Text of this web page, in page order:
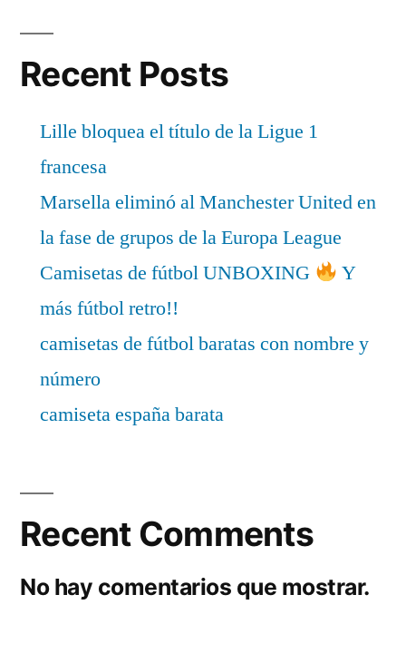
Recent Posts
Lille bloquea el título de la Ligue 1
francesa
Marsella eliminó al Manchester United en
la fase de grupos de la Europa League
Camisetas de fútbol UNBOXING
Y
más fútbol retro!!
camisetas de fútbol baratas con nombre y
número
camiseta españa barata
Recent Comments
No hay comentarios que mostrar.